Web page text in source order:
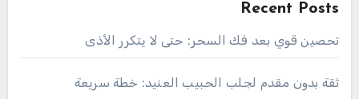
Recent Posts
تحصين قوي بعد فك السحر: حتى لا يتكرر الأذى
ثقة بدون مقدم لجلب الحبيب العنيد: خطة سريعة